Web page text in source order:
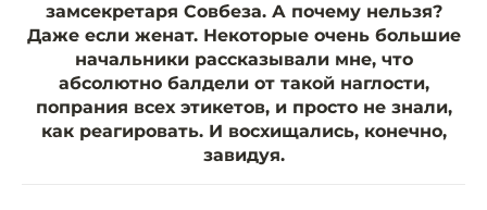
замсекретаря Совбеза. А почему нельзя?
Даже если женат. Некоторые очень большие
начальники рассказывали мне, что
абсолютно балдели от такой наглости,
попрания всех этикетов, и просто не знали,
как реагировать. И восхищались, конечно,
завидуя.